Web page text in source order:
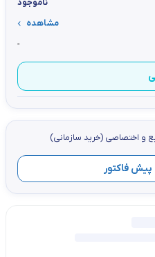
ناموجود
مشاهده
-
و اختصاصي (خرید سازمانی)
پیش فاکتور